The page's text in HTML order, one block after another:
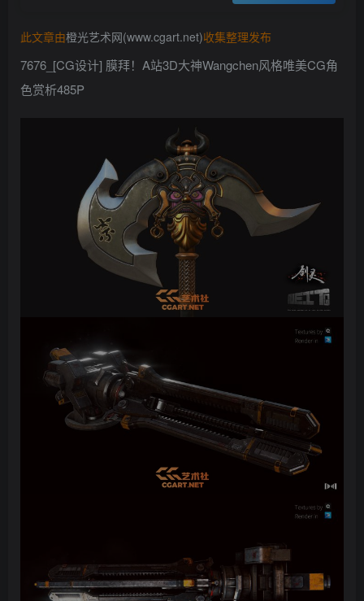
此文章由橙光艺术网(www.cgart.net)收集整理发布
7676_[CG设计] 膜拜！A站3D大神Wangchen风格唯美CG角
色赏析485P
登录